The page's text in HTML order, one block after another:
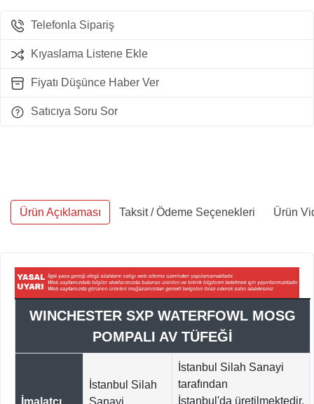
Telefonla Sipariş
Kıyaslama Listene Ekle
Fiyatı Düşünce Haber Ver
Satıcıya Soru Sor
Ürün Açıklaması Taksit / Ödeme Seçenekleri Ürün
WINCHESTER SXP WATERFOWL MOSG
POMPALI AV TÜFEĞİ
İmalatçı
İstanbul Silah
Sanayi
İstanbul Silah Sanayi
tarafından
İstanbul'da üretilmektedir.